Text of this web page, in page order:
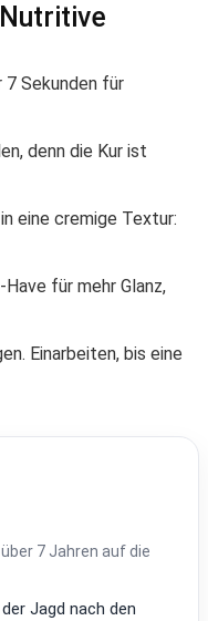
7 Sekunden für
denn die Kur ist
eine cremige Textur:
Have für mehr Glanz,
Einarbeiten, bis eine
7 Jahren auf die
Jagd nach den